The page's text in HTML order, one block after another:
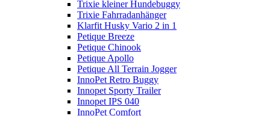
Trixie kleiner Hundebuggy
Trixie Fahrradanhänger
Klarfit Husky Vario 2 in 1
Petique Breeze
Petique Chinook
Petique Apollo
Petique All Terrain Jogger
InnoPet Retro Buggy
Innopet Sporty Trailer
Innopet IPS 040
InnoPet Comfort